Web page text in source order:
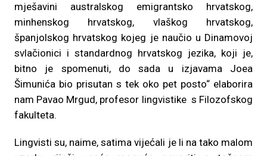
mješavini australskog emigrantsko hrvatskog,
minhenskog hrvatskog, vlaškog hrvatskog,
španjolskog hrvatskog kojeg je naučio u Dinamovoj
svlačionici i standardnog hrvatskog jezika, koji je,
bitno je spomenuti, do sada u izjavama Joea
Šimunića bio prisutan s tek oko pet posto“ elaborira
nam Pavao Mrgud, profesor lingvistike s Filozofskog
fakulteta.
Lingvisti su, naime, satima vijećali je li na tako malom